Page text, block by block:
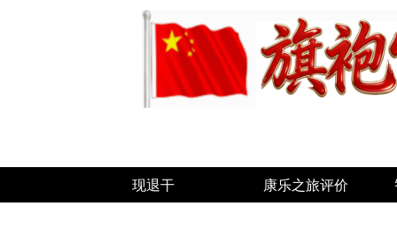
现退干 康乐之旅评价